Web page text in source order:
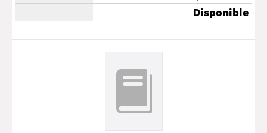
Disponible